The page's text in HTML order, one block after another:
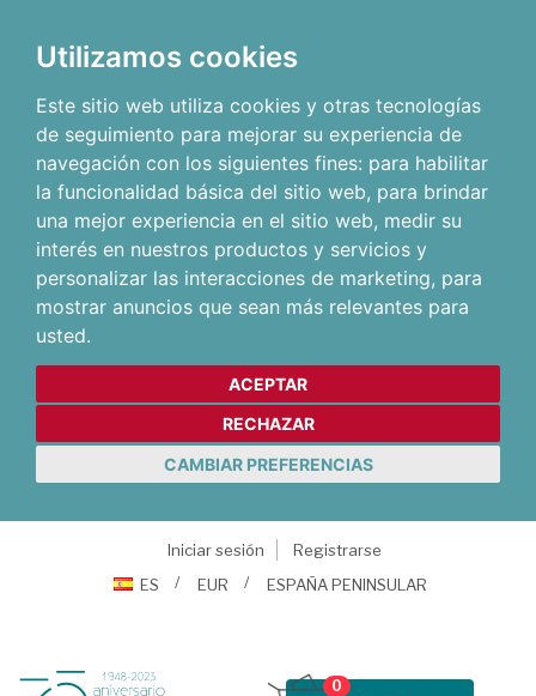
Utilizamos cookies
Este sitio web utiliza cookies y otras tecnologías
de seguimiento para mejorar su experiencia de
navegación con los siguientes fines: para habilitar
la funcionalidad básica del sitio web, para brindar
una mejor experiencia en el sitio web, medir su
interés en nuestros productos y servicios y
personalizar las interacciones de marketing, para
mostrar anuncios que sean más relevantes para
usted.
ACEPTAR
RECHAZAR
CAMBIAR PREFERENCIAS
Iniciar sesión
Registrarse
ES
EUR ESPAÑA PENINSULAR
0